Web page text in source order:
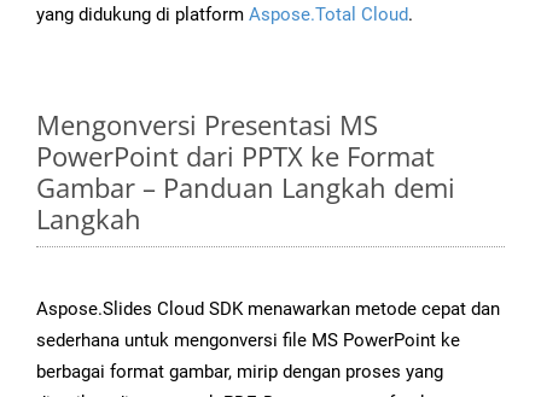
yang didukung di platform Aspose.Total Cloud.
Mengonversi Presentasi MS
PowerPoint dari PPTX ke Format
Gambar – Panduan Langkah demi
Langkah
Aspose.Slides Cloud SDK menawarkan metode cepat dan
sederhana untuk mengonversi file MS PowerPoint ke
berbagai format gambar, mirip dengan proses yang